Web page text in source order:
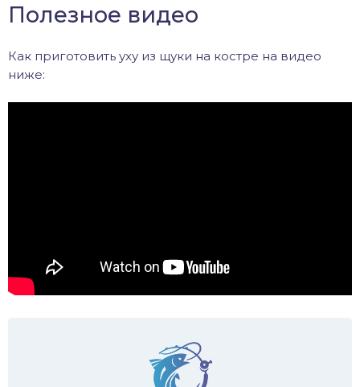
Полезное видео
Как приготовить уху из щуки на костре на видео
ниже: